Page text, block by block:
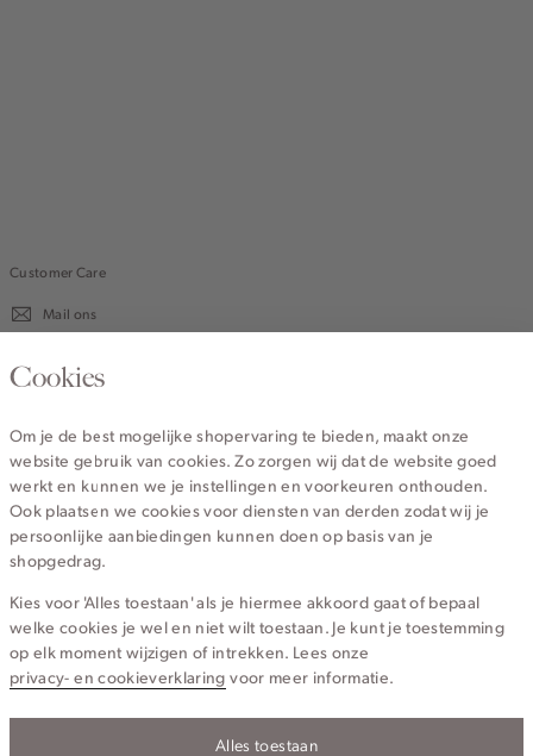
Customer Care
Mail ons
020 - 3412 670
Service
Wij zijn Cotton Club
Topcategorieën voor jou
Privacy- en cookieverklaringAlgemene Voorwaarden
Cookies
Om je de best mogelijke shopervaring te bieden, maakt onze
website gebruik van cookies. Zo zorgen wij dat de website goed
werkt en kunnen we je instellingen en voorkeuren onthouden.
Ook plaatsen we cookies voor diensten van derden zodat wij je
persoonlijke aanbiedingen kunnen doen op basis van je
shopgedrag.
Kies voor 'Alles toestaan' als je hiermee akkoord gaat of bepaal
welke cookies je wel en niet wilt toestaan. Je kunt je toestemming
op elk moment wijzigen of intrekken. Lees onze
privacy- en cookieverklaring voor meer informatie.
Alles toestaan